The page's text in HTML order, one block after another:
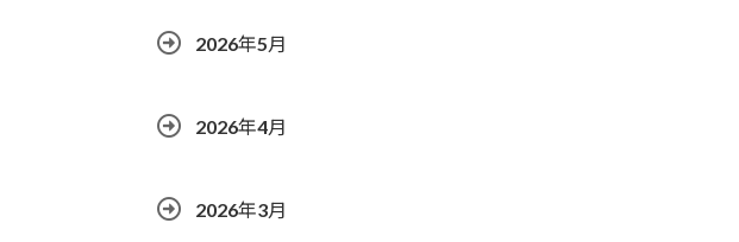
2026年5月
2026年4月
2026年3月